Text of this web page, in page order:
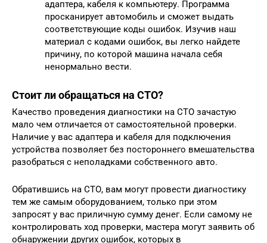
адаптера, кабеля к компьютеру. Программа
просканирует автомобиль и сможет выдать
соответствующие коды ошибок. Изучив наш
материал с кодами ошибок, вы легко найдете
причину, по которой машина начала себя
ненормально вести.
Стоит ли обращаться на СТО?
Качество проведения диагностики на СТО зачастую
мало чем отличается от самостоятельной проверки.
Наличие у вас адаптера и кабеля для подключения
устройства позволяет без постороннего вмешательства
разобраться с неполадками собственного авто.
Обратившись на СТО, вам могут провести диагностику
тем же самым оборудованием, только при этом
запросят у вас приличную сумму денег. Если самому не
контролировать ход проверки, мастера могут заявить об
обнаружении других ошибок, которых в